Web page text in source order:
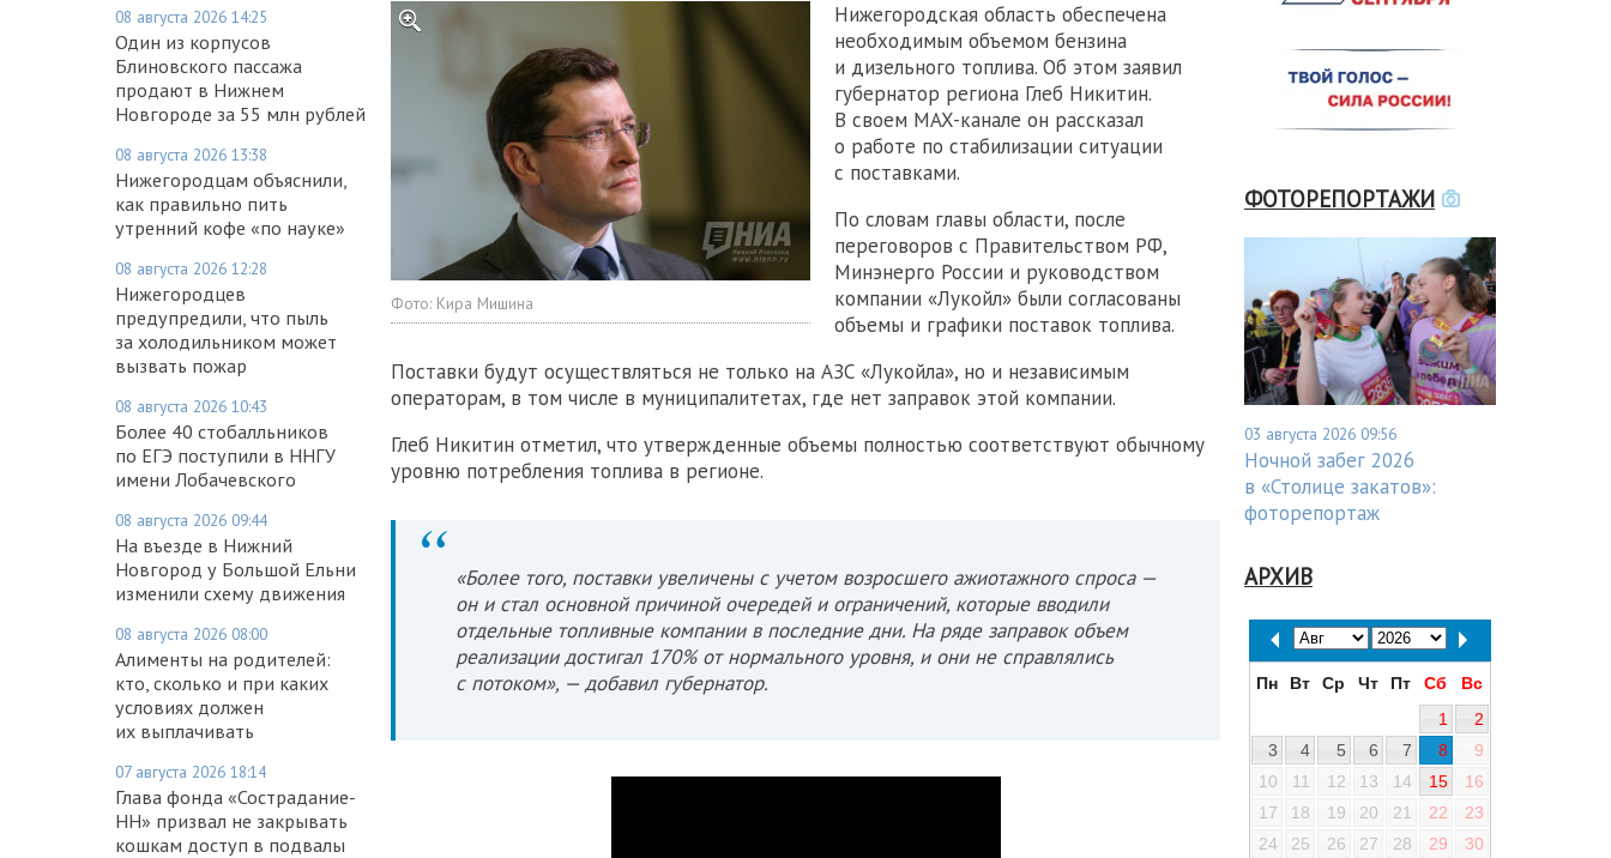
08 августа 2026 14:25
Один из корпусов
Блиновского пассажа
продают в Нижнем
Новгороде за 55 млн рублей
08 августа 2026 13:38
Нижегородцам объяснили,
как правильно пить
утренний кофе «по науке»
08 августа 2026 12:28
Нижегородцев
предупредили, что пыль
за холодильником может
вызвать пожар
08 августа 2026 10:43
Более 40 стобалльников
по ЕГЭ поступили в ННГУ
имени Лобачевского
08 августа 2026 09:44
На въезде в Нижний
Новгород у Большой Ельни
изменили схему движения
08 августа 2026 08:00
Алименты на родителей:
кто, сколько и при каких
условиях должен
их выплачивать
07 августа 2026 18:14
Глава фонда «Сострадание-
НН» призвал не закрывать
кошкам доступ в подвалы
Фото: Кира Мишина
Нижегородская область обеспечена
необходимым объемом бензина
и дизельного топлива. Об этом заявил
губернатор региона Глеб Никитин.
В своем MAX-канале он рассказал
о работе по стабилизации ситуации
с поставками.
По словам главы области, после
переговоров с Правительством РФ,
Минэнерго России и руководством
компании «Лукойл» были согласованы
объемы и графики поставок топлива.
Поставки будут осуществляться не только на АЗС «Лукойла», но и независимым
операторам, в том числе в муниципалитетах, где нет заправок этой компании.
Глеб Никитин отметил, что утвержденные объемы полностью соответствуют обычному
уровню потребления топлива в регионе.
«Более того, поставки увеличены с учетом возросшего ажиотажного спроса —
он и стал основной причиной очередей и ограничений, которые вводили
отдельные топливные компании в последние дни. На ряде заправок объем
реализации достигал 170% от нормального уровня, и они не справлялись
с потоком», — добавил губернатор.
ФОТОРЕПОРТАЖИ
03 августа 2026 09:56
Ночной забег 2026
в «Столице закатов»:
фоторепортаж
АРХИВ
Пн Вт Ср Чт Пт Сб
Вс
1
2
3
4 5 6 7 8
9
10
11 12 13 14 15
16
17
18 19 20 21 22
23
24
25 26 27 28 29
30